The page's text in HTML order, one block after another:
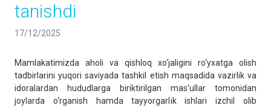
tanishdi
17/12/2025
Mamlakatimizda aholi va qishloq xo‘jaligini ro‘yxatga olish
tadbirlarini yuqori saviyada tashkil etish maqsadida vazirlik va
idoralardan hududlarga biriktirilgan masʼullar tomonidan
joylarda o‘rganish hamda tayyorgarlik ishlari izchil olib